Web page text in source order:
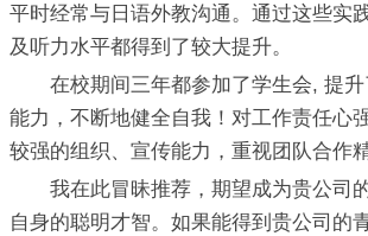
平时经常与日语外教沟通。通过这些实
及听力水平都得到了较大提升。
在校期间三年都参加了学生会, 提升
能力，不断地健全自我！对工作责任心
较强的组织、宣传能力，重视团队合作
我在此冒昧推荐，期望成为贵公司
自身的聪明才智。如果能得到贵公司的